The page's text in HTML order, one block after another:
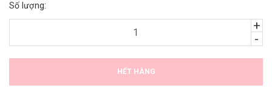
Số lượng:
+
-
HẾT HÀNG